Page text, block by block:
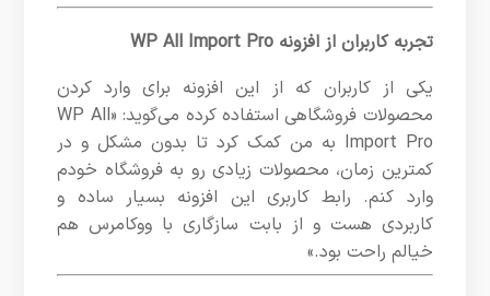
تجربه کاربران از افزونه WP All Import Pro
یکی از کاربران که از این افزونه برای وارد کردن
محصولات فروشگاهی استفاده کرده می‌گوید: «WP All
Import Pro به من کمک کرد تا بدون مشکل و در
کمترین زمان، محصولات زیادی رو به فروشگاه خودم
وارد کنم. رابط کاربری این افزونه بسیار ساده و
کاربردی هست و از بابت سازگاری با ووکامرس هم
خیالم راحت بود.»